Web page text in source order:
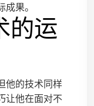
果。
的运
他的技术同样
让他在面对不